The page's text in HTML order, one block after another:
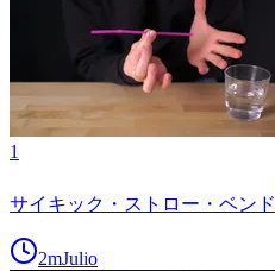
1
サイキック・ストロー・ベンド
2mJulio